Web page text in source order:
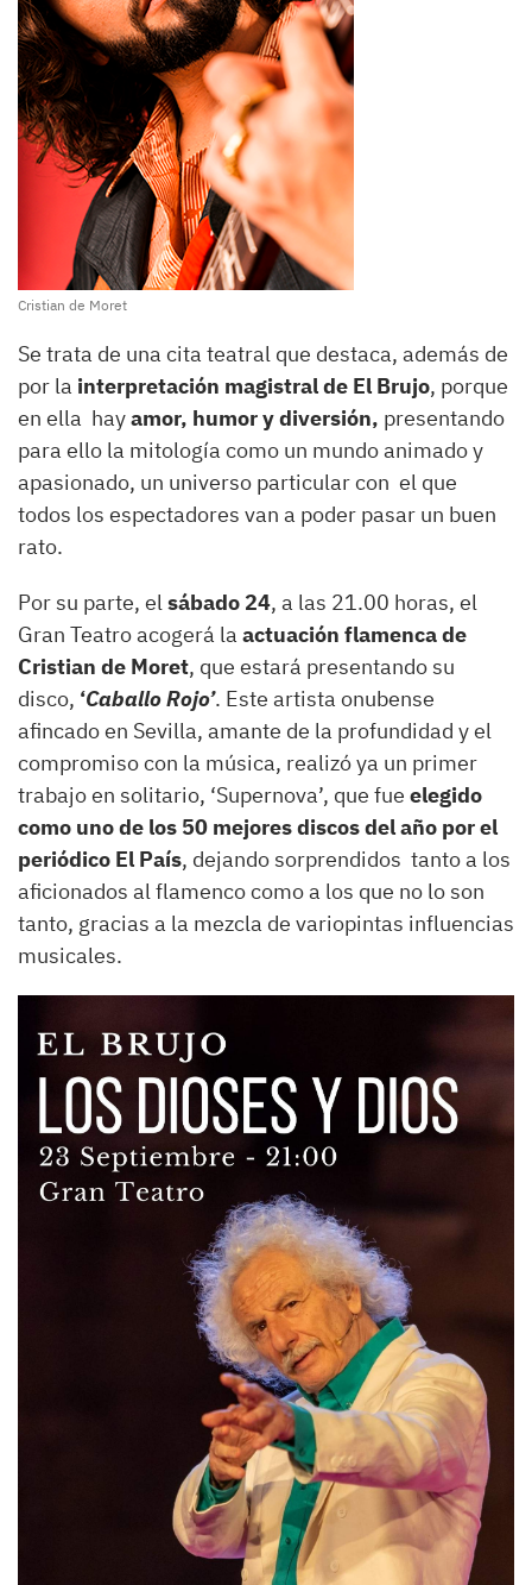
Cristian de Moret
Se trata de una cita teatral que destaca, además de
por la interpretación magistral de El Brujo, porque
en ella hayamor, humor y diversión, presentando
para ello la mitología como un mundo animado y
apasionado, un universo particular con el que
todos los espectadores van a poder pasar un buen
rato.
Por su parte, elsábado 24, a las 21.00 horas, el
Gran Teatro acogerá la actuación flamenca de
Cristian de Moret, que estará presentando su
disco, ‘Caballo Rojo’. Este artista onubense
afincado en Sevilla, amante de la profundidad y el
compromiso con la música, realizó ya un primer
trabajo en solitario, ‘Supernova’, que fue elegido
como uno de los 50 mejores discos del año por el
periódico El País, dejando sorprendidos tanto a los
aficionados al flamenco como a los que no lo son
tanto, gracias a la mezcla de variopintas influencias
musicales.